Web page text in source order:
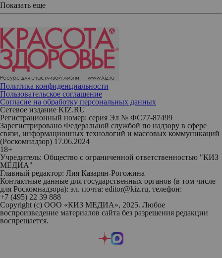
Показать еще
Политика конфиденциальности
Пользовательское соглашение
Согласие на обработку персональных данных
Сетевое издание KIZ.RU
Регистрационный номер: серия Эл № ФС77-87499
Зарегистрировано Федеральной службой по надзору в сфере
связи, информационных технологий и массовых коммуникаций
(Роскомнадзор) 17.06.2024
18+
Учредитель: Общество с ограниченной ответственностью "КИЗ
МЕДИА"
Главный редактор: Лия Казарян-Рогожина
Контактные данные для государственных органов (в том числе
для Роскомнадзора): эл. почта: editor@kiz.ru, телефон:
+7 (495) 22 39 888
Copyright (с) ООО «КИЗ МЕДИА», 2025. Любое
воспроизведение материалов сайта без разрешения редакции
воспрещается.